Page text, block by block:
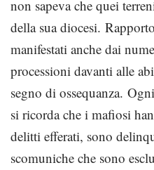
non sapeva che quei
della sua diocesi.
manifestati anche dai
processioni davanti alle
segno di ossequanza.
si ricorda che i mafiosi
delitti efferati, sono
scomuniche che sono